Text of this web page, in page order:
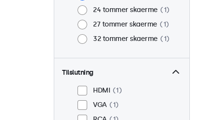
24 tommer skaerme
1
27 tommer skaerme
1
32 tommer skaerme
1
Tilslutning
HDMI
1
VGA
1